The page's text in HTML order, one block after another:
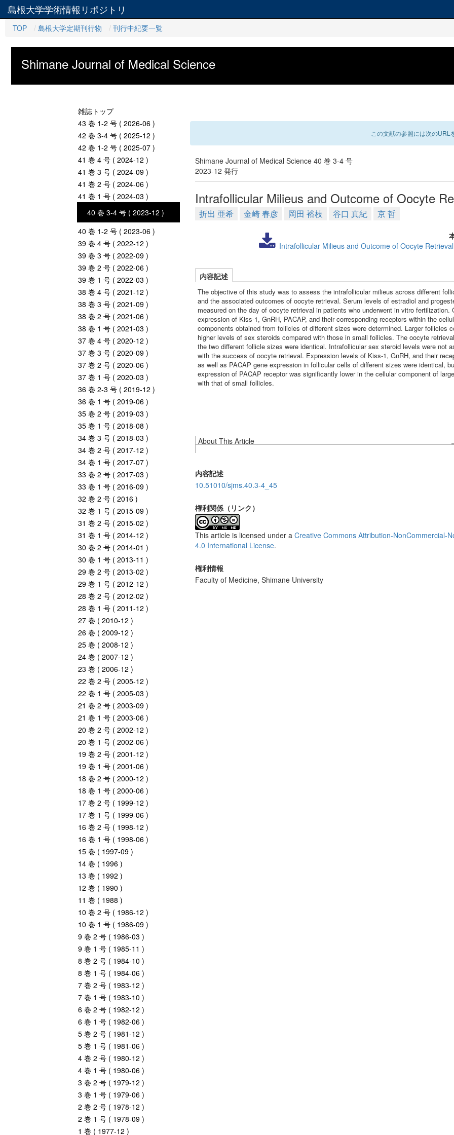
島根大学学術情報リポジトリ
TOP
島根大学定期刊行物 刊行中紀要一覧
Shimane Journal of Medical Science
雑誌トップ
43 巻 1-2 号 ( 2026-06 )
42 巻 3-4 号 ( 2025-12 )
42 巻 1-2 号 ( 2025-07 )
41 巻 4 号 ( 2024-12 )
41 巻 3 号 ( 2024-09 )
41 巻 2 号 ( 2024-06 )
41 巻 1 号 ( 2024-03 )
40 巻 3-4 号 ( 2023-12 )
40 巻 1-2 号 ( 2023-06 )
39 巻 4 号 ( 2022-12 )
39 巻 3 号 ( 2022-09 )
39 巻 2 号 ( 2022-06 )
39 巻 1 号 ( 2022-03 )
38 巻 4 号 ( 2021-12 )
38 巻 3 号 ( 2021-09 )
38 巻 2 号 ( 2021-06 )
38 巻 1 号 ( 2021-03 )
37 巻 4 号 ( 2020-12 )
37 巻 3 号 ( 2020-09 )
37 巻 2 号 ( 2020-06 )
37 巻 1 号 ( 2020-03 )
36 巻 2-3 号 ( 2019-12 )
36 巻 1 号 ( 2019-06 )
35 巻 2 号 ( 2019-03 )
35 巻 1 号 ( 2018-08 )
34 巻 3 号 ( 2018-03 )
34 巻 2 号 ( 2017-12 )
34 巻 1 号 ( 2017-07 )
33 巻 2 号 ( 2017-03 )
33 巻 1 号 ( 2016-09 )
32 巻 2 号 ( 2016 )
32 巻 1 号 ( 2015-09 )
31 巻 2 号 ( 2015-02 )
31 巻 1 号 ( 2014-12 )
30 巻 2 号 ( 2014-01 )
30 巻 1 号 ( 2013-11 )
29 巻 2 号 ( 2013-02 )
29 巻 1 号 ( 2012-12 )
28 巻 2 号 ( 2012-02 )
28 巻 1 号 ( 2011-12 )
27 巻 ( 2010-12 )
26 巻 ( 2009-12 )
25 巻 ( 2008-12 )
24 巻 ( 2007-12 )
23 巻 ( 2006-12 )
22 巻 2 号 ( 2005-12 )
22 巻 1 号 ( 2005-03 )
21 巻 2 号 ( 2003-09 )
21 巻 1 号 ( 2003-06 )
20 巻 2 号 ( 2002-12 )
20 巻 1 号 ( 2002-06 )
19 巻 2 号 ( 2001-12 )
19 巻 1 号 ( 2001-06 )
18 巻 2 号 ( 2000-12 )
18 巻 1 号 ( 2000-06 )
17 巻 2 号 ( 1999-12 )
17 巻 1 号 ( 1999-06 )
16 巻 2 号 ( 1998-12 )
16 巻 1 号 ( 1998-06 )
15 巻 ( 1997-09 )
14 巻 ( 1996 )
13 巻 ( 1992 )
12 巻 ( 1990 )
11 巻 ( 1988 )
10 巻 2 号 ( 1986-12 )
10 巻 1 号 ( 1986-09 )
9 巻 2 号 ( 1986-03 )
9 巻 1 号 ( 1985-11 )
8 巻 2 号 ( 1984-10 )
8 巻 1 号 ( 1984-06 )
7 巻 2 号 ( 1983-12 )
7 巻 1 号 ( 1983-10 )
6 巻 2 号 ( 1982-12 )
6 巻 1 号 ( 1982-06 )
5 巻 2 号 ( 1981-12 )
5 巻 1 号 ( 1981-06 )
4 巻 2 号 ( 1980-12 )
4 巻 1 号 ( 1980-06 )
3 巻 2 号 ( 1979-12 )
3 巻 1 号 ( 1979-06 )
2 巻 2 号 ( 1978-12 )
2 巻 1 号 ( 1978-09 )
1 巻 ( 1977-12 )
この文献の参照には次のURL
Shimane Journal of Medical Science 40 巻 3-4 号
2023-12 発行
Intrafollicular Milieus and Outcome of Oocyte
折出 亜希 金崎 春彦 岡田 裕枝 谷口 真紀 京 哲
Intrafollicular Milieus and Outcome of Oocyte Retrieval
内容記述
The objective of this study was to assess the intrafollicular milieus across different
and the associated outcomes of oocyte retrieval. Serum levels of estradiol and
measured on the day of oocyte retrieval in patients who underwent in vitro fertilization.
expression of Kiss-1, GnRH, PACAP, and their corresponding receptors within the
components obtained from follicles of different sizes were determined. Larger follicles
higher levels of sex steroids compared with those in small follicles. The oocyte
the two different follicle sizes were identical. Intrafollicular sex steroid levels were not
with the success of oocyte retrieval. Expression levels of Kiss-1, GnRH, and their
as well as PACAP gene expression in follicular cells of different sizes were identical,
expression of PACAP receptor was significantly lower in the cellular component of
with that of small follicles.
About This Article
内容記述
10.51010/sjms.40.3-4_45
権利関係（リンク）
This article is licensed under a Creative Commons Attribution-NonCommercial-
4.0 International License.
権利情報
Faculty of Medicine, Shimane University